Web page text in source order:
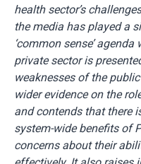
health sector’s
the media has played a
‘common sense’
private sector is
weaknesses of the
wider evidence on the
and contends that there
system-wide benefits of
concerns about their